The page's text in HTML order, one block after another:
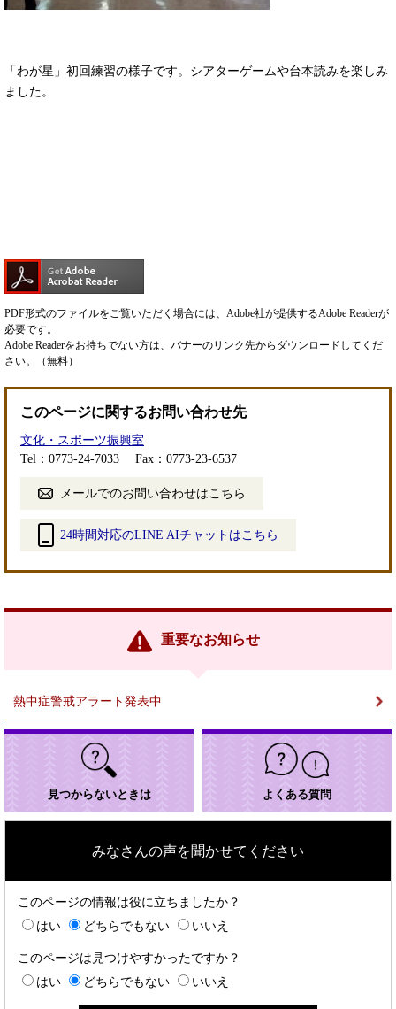
「わが星」初回練習の様子です。シアターゲームや台本読みを楽しみ
ました。
PDF形式のファイルをご覧いただく場合には、Adobe社が提供するAdobe Readerが
必要です。
Adobe Readerをお持ちでない方は、バナーのリンク先からダウンロードしてくだ
さい。（無料）
このページに関するお問い合わせ先
文化・スポーツ振興室
Tel：0773-24-7033
Fax：0773-23-6537
メールでのお問い合わせはこちら
24時間対応のLINE AIチャットはこちら
リ
重要なお知らせ
熱中症警戒アラート発表中
見つからないときは よくある質問
みなさんの声を聞かせてください
このページの情報は役に立ちましたか？
はい
どちらでもない いいえ
このページは見つけやすかったですか？
はい
どちらでもない いいえ